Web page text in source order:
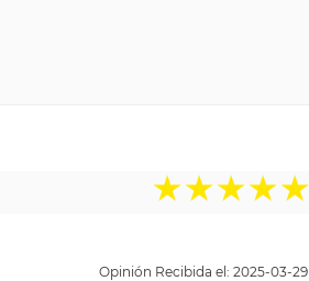
★★★★★
Opinión Recibida el: 2025-03-29